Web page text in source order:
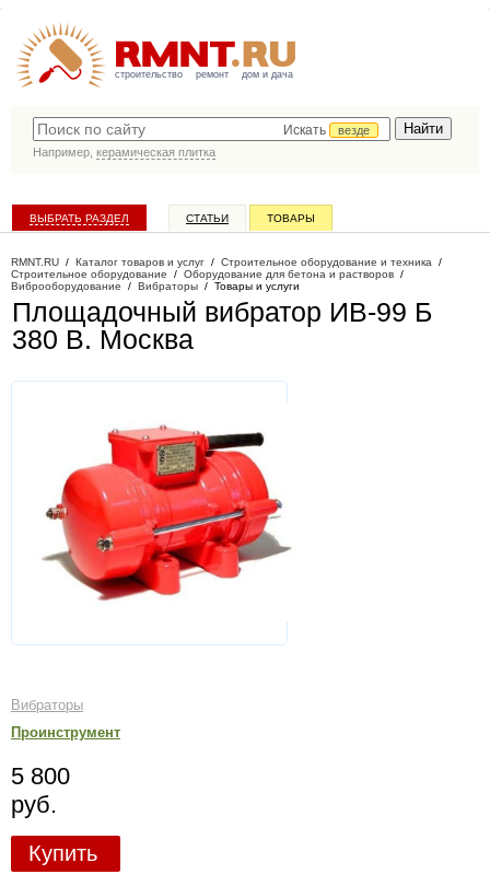
строительство ремонт дом и дача
Искать
везде
Например, керамическая плитка
ВЫБРАТЬ РАЗДЕЛ СТАТЬИ ТОВАРЫ
RMNT.RU / Каталог товаров и услуг / Строительное оборудование и техника /
Строительное оборудование / Оборудование для бетона и растворов /
Виброоборудование / Вибраторы / Товары и услуги
Площадочный вибратор ИВ-99 Б
380 В. Москва
Вибраторы
Проинструмент
5 800
руб.
Купить